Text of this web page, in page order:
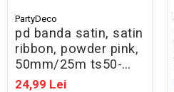
PartyDeco
pd banda satin, satin
ribbon, powder pink,
50mm/25m ts50-
081pj
24,99 Lei